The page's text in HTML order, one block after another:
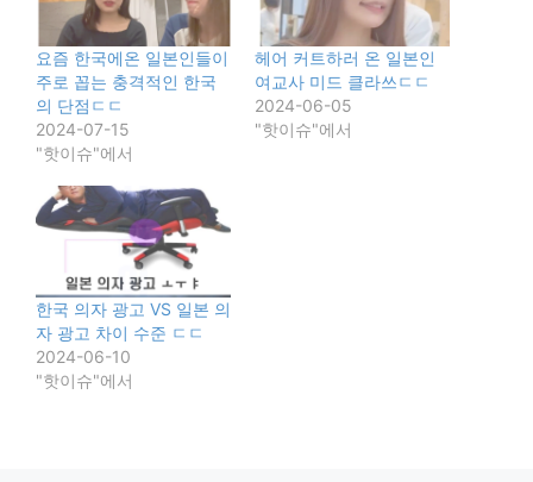
요즘 한국에온 일본인들이
주로 꼽는 충격적인 한국
의 단점ㄷㄷ
2024-07-15
"핫이슈"에서
헤어 커트하러 온 일본인
여교사 미드 클라쓰ㄷㄷ
2024-06-05
"핫이슈"에서
한국 의자 광고 VS 일본 의
자 광고 차이 수준 ㄷㄷ
2024-06-10
"핫이슈"에서